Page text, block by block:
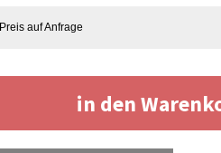
Preis auf Anfrage
in den